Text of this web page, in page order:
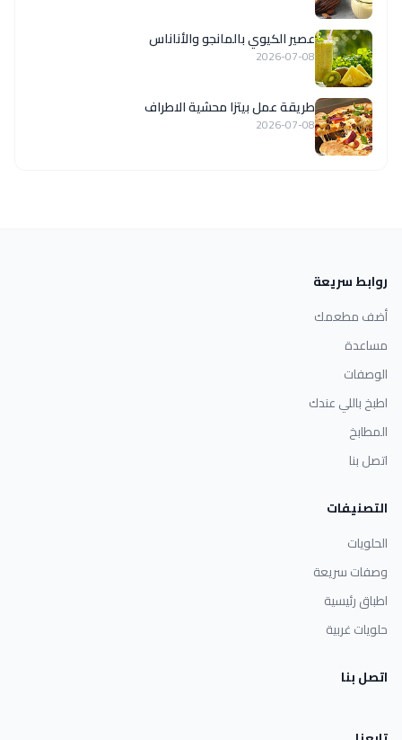
عصير الكيوي بالمانجو والأناناس
2026-07-08
طريقة عمل بيتزا محشية الاطراف
2026-07-08
روابط سريعة
أضف مطعمك
مساعدة
الوصفات
اطبخ باللي عندك
المطابخ
اتصل بنا
التصنيفات
الحلويات
وصفات سريعة
اطباق رئيسية
حلويات غربية
اتصل بنا